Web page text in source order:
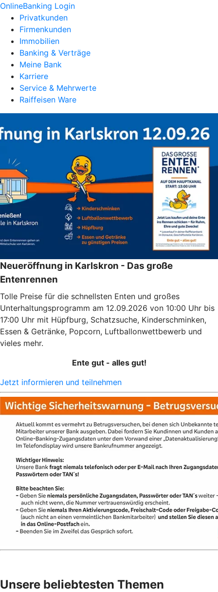
OnlineBanking Login
Privatkunden
Firmenkunden
Immobilien
Banking & Verträge
Meine Bank
Karriere
Service & Mehrwerte
Raiffeisen Ware
Neueröffnung in Karlskron - Das große
Entenrennen
Tolle Preise für die schnellsten Enten und großes
Unterhaltungsprogramm am 12.09.2026 von 10:00 Uhr bis
17:00 Uhr mit Hüpfburg, Schatzsuche, Kinderschminken,
Essen & Getränke, Popcorn, Luftballonwettbewerb und
vieles mehr.
Ente gut - alles gut!
Jetzt informieren und teilnehmen
Unsere beliebtesten Themen